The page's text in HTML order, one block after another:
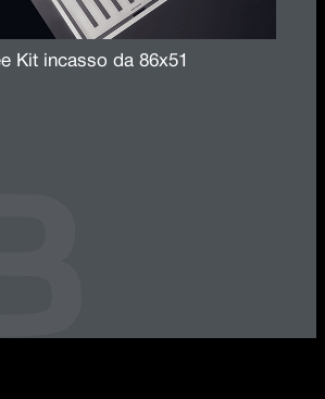
Kit incasso da 86x51